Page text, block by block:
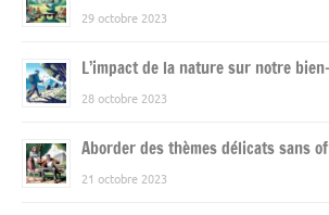
29 octobre 2023
L’impact de la nature sur notre
28 octobre 2023
Aborder des thèmes délicats sans
21 octobre 2023